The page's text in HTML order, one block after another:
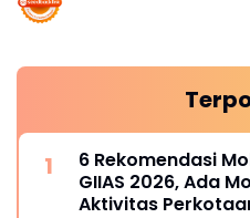
6 Rekomendasi
GIIAS 2026, Ada
Aktivitas